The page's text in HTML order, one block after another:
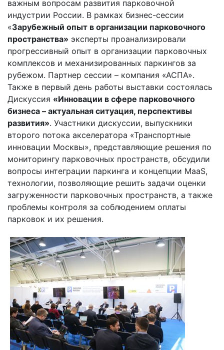
важным вопросам развития парковочной
индустрии России. В рамках бизнес-сессии
«Зарубежный опыт в организации парковочного
пространства» эксперты проанализировали
прогрессивный опыт в организации парковочных
комплексов и механизированных паркингов за
рубежом. Партнер сессии – компания «АСПА».
Также в первый день работы выставки состоялась
Дискуссия «Инновации в сфере парковочного
бизнеса – актуальная ситуация, перспективы
развития». Участники дискуссии, выпускники
второго потока акселератора «Транспортные
инновации Москвы», представляющие решения по
мониторингу парковочных пространств, обсудили
вопросы интеграции паркинга и концепции MaaS,
технологии, позволяющие решить задачи оценки
загруженности парковочных пространств, а также
проблемы контроля за соблюдением оплаты
парковок и их решения.